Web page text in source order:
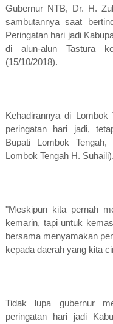
Gubernur NTB, Dr. H.
sambutannya saat
Peringatan hari jadi
di alun-alun Tastura
(15/10/2018).
Kehadirannya di
peringatan hari jadi,
Bupati Lombok
Lombok Tengah H. Suhaili).
"Meskipun kita pernah
kemarin, tapi untuk
bersama menyamakan
kepada daerah yang kita
Tidak lupa gubernur
peringatan hari jadi